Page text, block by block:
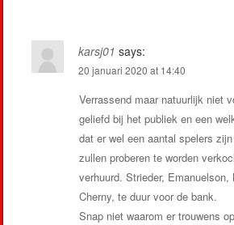
karsj01 says:
20 januari 2020 at 14:40
Verrassend maar natuurlijk niet
geliefd bij het publiek en een
dat er wel een aantal spelers
zullen proberen te worden
verhuurd. Strieder,
Cherny, te duur voor de bank.
Snap niet waarom er trouwens